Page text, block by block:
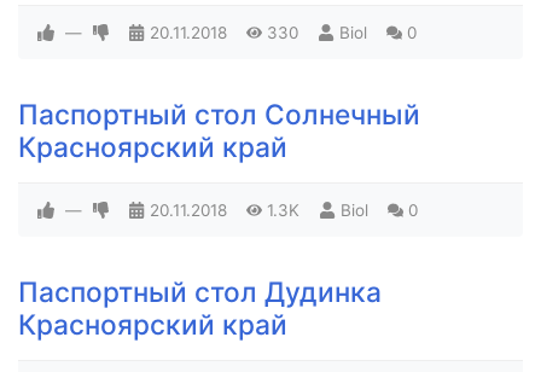
— 20.11.2018 330 Biol 0
Паспортный стол Солнечный
Красноярский край
— 20.11.2018 1.3K Biol 0
Паспортный стол Дудинка
Красноярский край